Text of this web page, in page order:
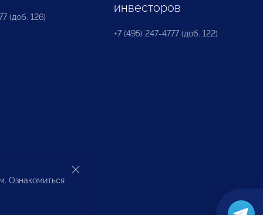
(доб. 126)
инвесторов
+7 (495) 247-4777 (доб. 122)
Ознакомиться